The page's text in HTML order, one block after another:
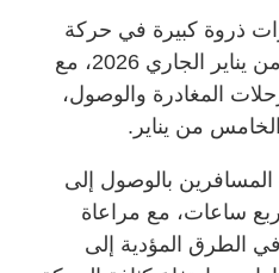
ذروة كبيرة في حركة
السفر خلال الأسبوع الأول من يناير الجاري 2026، مع
المغادرة والوصول،
من يناير.
بالوصول إلى
ساعات، مع مراعاة
في الطرق المؤدية إلى